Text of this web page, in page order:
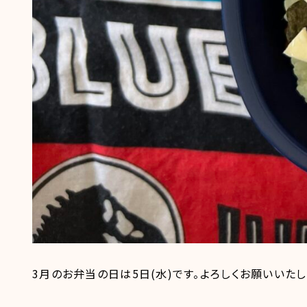
3月のお弁当の日は5日(水)です。よろしくお願いいたし